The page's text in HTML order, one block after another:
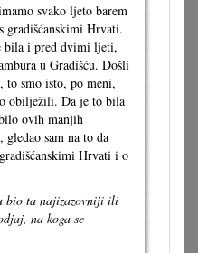
svako ljeto barem
gradišćanskimi Hrvati.
bila i pred dvimi ljeti,
u Gradišću. Došli
to smo isto, po meni,
obilježili. Da je to bila
ovih manjih
sam na to da
Hrvati i o
bio ta najizazovniji ili
na koga se